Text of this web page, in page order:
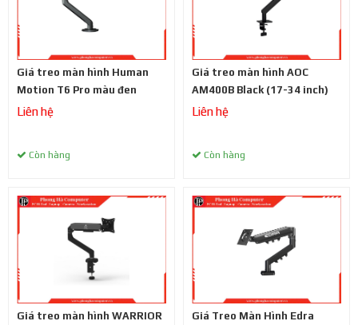
Giá treo màn hình Human
Motion T6 Pro màu đen
Liên hệ
Còn hàng
Giá treo màn hình AOC
AM400B Black (17-34 inch)
Liên hệ
Còn hàng
Giá treo màn hình WARRIOR
Giá Treo Màn Hình Edra